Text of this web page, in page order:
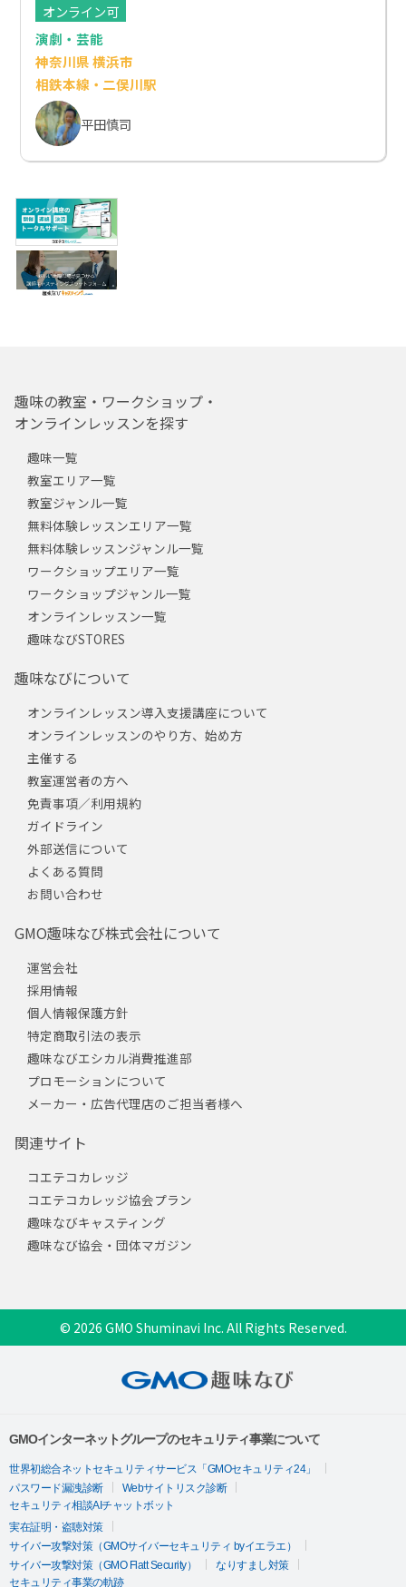
オンライン可
演劇・芸能
神奈川県 横浜市
相鉄本線・二俣川駅
平田慎司
趣味の教室・ワークショップ・
オンラインレッスンを探す
趣味一覧
教室エリア一覧
教室ジャンル一覧
無料体験レッスンエリア一覧
無料体験レッスンジャンル一覧
ワークショップエリア一覧
ワークショップジャンル一覧
オンラインレッスン一覧
趣味なびSTORES
趣味なびについて
オンラインレッスン導入支援講座について
オンラインレッスンのやり方、始め方
主催する
教室運営者の方へ
免責事項／利用規約
ガイドライン
外部送信について
よくある質問
お問い合わせ
GMO趣味なび株式会社について
運営会社
採用情報
個人情報保護方針
特定商取引法の表示
趣味なびエシカル消費推進部
プロモーションについて
メーカー・広告代理店のご担当者様へ
関連サイト
コエテコカレッジ
コエテコカレッジ協会プラン
趣味なびキャスティング
趣味なび協会・団体マガジン
© 2026 GMO Shuminavi Inc. All Rights Reserved.